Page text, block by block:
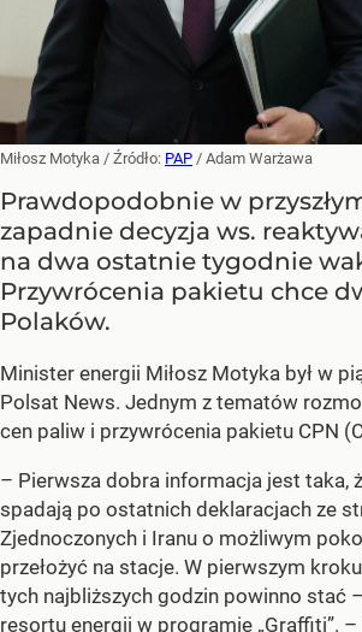
Miłosz Motyka / Źródło: PAP / Adam Warżawa
Prawdopodobnie w
zapadnie decyzja ws.
na dwa ostatnie tygodnie
Przywrócenia pakietu chce
Polaków.
Minister energii Miłosz Motyka był w
Polsat News. Jednym z tematów
cen paliw i przywrócenia pakietu CPN
– Pierwsza dobra informacja jest taka,
spadają po ostatnich deklaracjach ze
Zjednoczonych i Iranu o możliwym
przełożyć na stacje. W pierwszym
tych najbliższych godzin powinno stać –
resortu energii w programie „Graffiti”. –